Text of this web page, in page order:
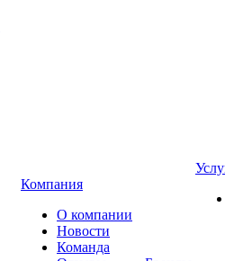
Компания
О компании
Новости
Команда